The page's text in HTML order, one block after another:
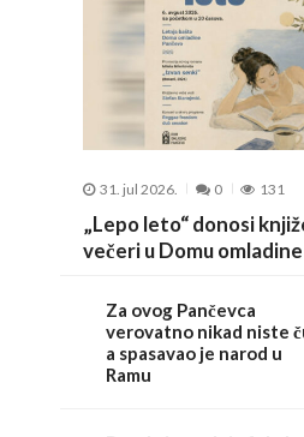
31. jul 2026. 0 131
„Lepo leto“ donosi
večeri u Domu
Za ovog Pančevca
verovatno nikad niste
a spasavao je narod u
Ramu